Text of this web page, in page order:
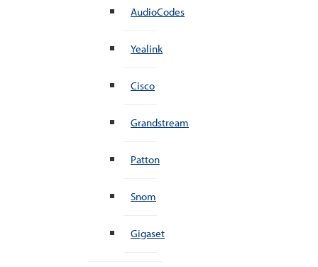
AudioCodes
Yealink
Cisco
Grandstream
Patton
Snom
Gigaset